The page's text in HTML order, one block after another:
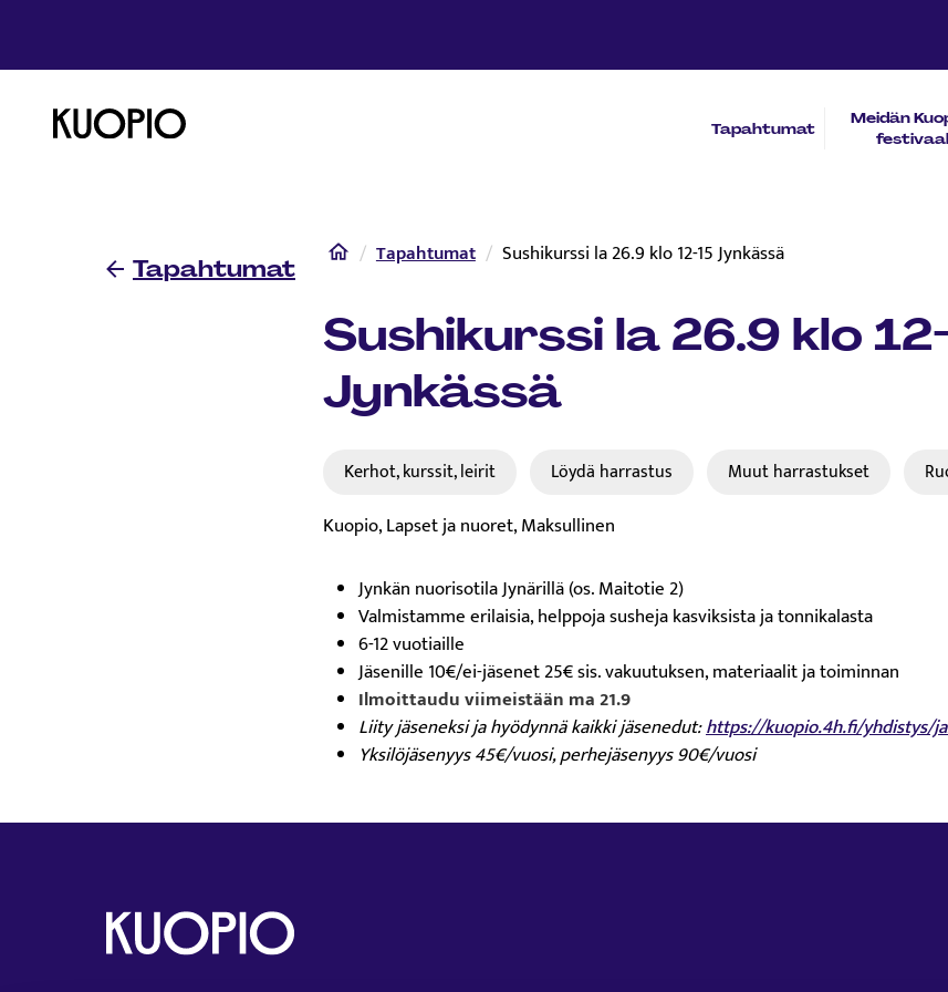
Etusivulle Tapahtumat
Meidän
Tapahtumat
Etusivu
Tapahtumat Sushikurssi la 26.9 klo 12-15 Jynkässä
Sushikurssi la 26.9 klo
Jynkässä
Kerhot, kurssit, leirit Löydä harrastus Muut harrastukset
Kuopio, Lapset ja nuoret, Maksullinen
Jynkän nuorisotila Jynärillä (os. Maitotie 2)
Valmistamme erilaisia, helppoja susheja kasviksista ja tonnikalasta
6-12 vuotiaille
Jäsenille 10€/ei-jäsenet 25€ sis. vakuutuksen, materiaalit ja toiminnan
Ilmoittaudu viimeistään ma 21.9
Liity jäseneksi ja hyödynnä kaikki jäsenedut:https://kuopio.4h.fi/yhdistys/
Yksilöjäsenyys 45€/vuosi, perhejäsenyys 90€/vuosi